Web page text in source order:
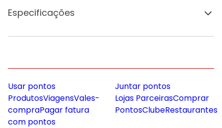
Especificações
Usar pontos
ProdutosViagensVales-
compraPagar fatura
com pontos
Juntar pontos
Lojas ParceirasComprar
PontosClubeRestaurantes